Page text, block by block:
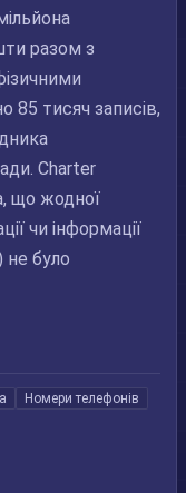
разом з
85 тисяч записів,
Charter
що жодної
чи інформації
не було
Номери телефонів